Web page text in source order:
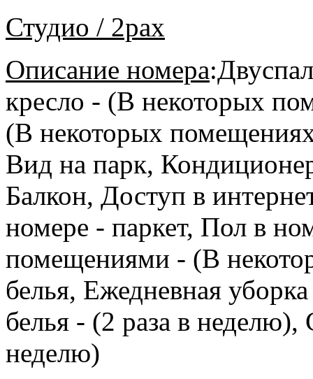
Студио / 2pax
Описание номера:
кресло - (В некоторых
(В некоторых
Вид на парк,
Балкон, Доступ в
номере - паркет, Пол в
помещениями - (В
белья, Ежедневная
белья - (2 раза в неделю),
неделю)